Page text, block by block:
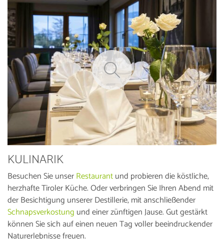
KULINARIK
Besuchen Sie unserRestaurantund probieren die köstliche,
herzhafte Tiroler Küche. Oder verbringen Sie Ihren Abend mit
der Besichtigung unserer Destillerie, mit anschließender
Schnapsverkostung und einer zünftigen Jause. Gut gestärkt
können Sie sich auf einen neuen Tag voller beeindruckender
Naturerlebnisse freuen.